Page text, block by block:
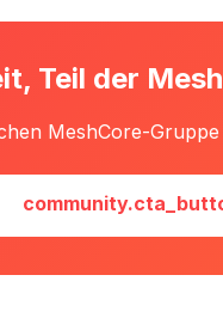
Teil der
MeshCore-